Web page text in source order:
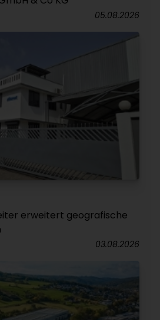
05.08.2026
erweitert geografische
03.08.2026